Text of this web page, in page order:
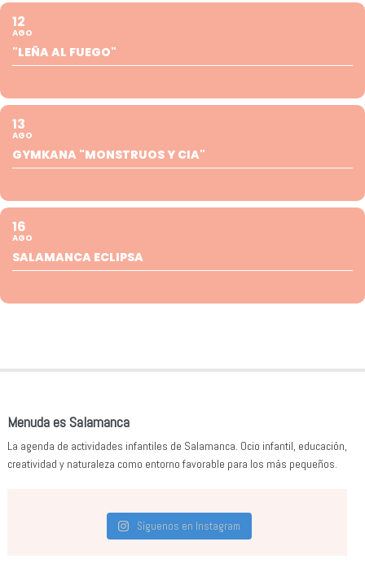
12
AGO
"LEÑA AL FUEGO"
13
AGO
GYMKANA "MONSTRUOS Y CIA"
16
AGO
SALAMANCA ECLIPSA
Menuda es Salamanca
La agenda de actividades infantiles de Salamanca. Ocio infantil, educación,
creatividad y naturaleza como entorno favorable para los más pequeños.
Síguenos en Instagram